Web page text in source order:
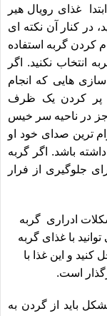
غذای رویال هیر
در کنار آن نکته ای
کردن گربه استفاده
انتخاب نکنید. اگر
سازی هایی که انجام
با پر کردن یک ظرف
جز در ناحیه سر خیس
ترین صدای خود او
باشد. اگر گربه
جلوگیری از فرار
ادراری گربه
با غذای گربه
و این غذا با
است.
باید از گردن به